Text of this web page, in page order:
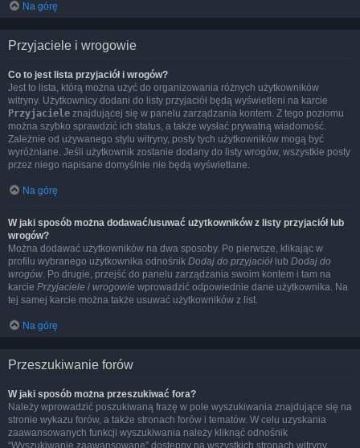
Na górę
Przyjaciele i wrogowie
Co to jest lista przyjaciół i wrogów?
Jest to lista, którą można użyć do organizowania różnych użytkowników
witryny. Użytkownicy dodani do listy przyjaciół będą wyświetleni na karcie
Przyjaciele znajdującej się w panelu zarządzania kontem. Z tego poziomu
można szybko sprawdzić ich status, a także wysłać prywatną wiadomość.
Zależnie od używanego stylu witryny, posty tych użytkowników mogą być
wyróżniane. Jeśli użytkownik zostanie dodany do listy wrogów, wszystkie posty
przez niego napisane domyślnie nie będą wyświetlane.
Na górę
W jaki sposób można dodawać/usuwać użytkowników z listy przyjaciół lub
wrogów?
Można dodawać użytkowników na dwa sposoby. Po pierwsze, klikając w
profilu wybranego użytkownika odnośnik Dodaj do przyjaciół lub Dodaj do
wrogów. Po drugie, przejść do panelu zarządzania swoim kontem i tam na
karcie Przyjaciele i wrogowie wprowadzić odpowiednie dane użytkownika. Na
tej samej karcie można także usuwać użytkowników z list.
Na górę
Przeszukiwanie forów
W jaki sposób można przeszukiwać fora?
Należy wprowadzić poszukiwaną frazę w pole wyszukiwania znajdujące się na
stronie wykazu forów, a także stronach forów i tematów. W celu uzyskania
zaawansowanych funkcji wyszukiwania należy kliknąć odnośnik
“Wyszukiwanie zaawansowane” dostępny na wszystkich stronach witryny.